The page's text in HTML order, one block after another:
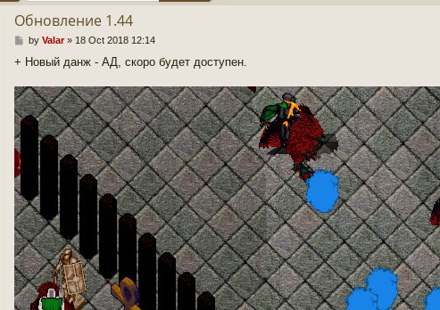
Обновление 1.44
P
s
by Valar» 18 Oct 2018 12:14
+ Новый данж - АД, скоро будет доступен.